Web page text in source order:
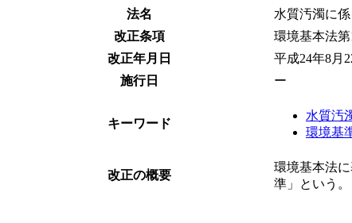
法名
水質汚濁に
改正条項
環境基本法
改正年月日
平成24年8月
施行日
ー
キーワード
水質汚
環境基
改正の概要
環境基本法
準」という